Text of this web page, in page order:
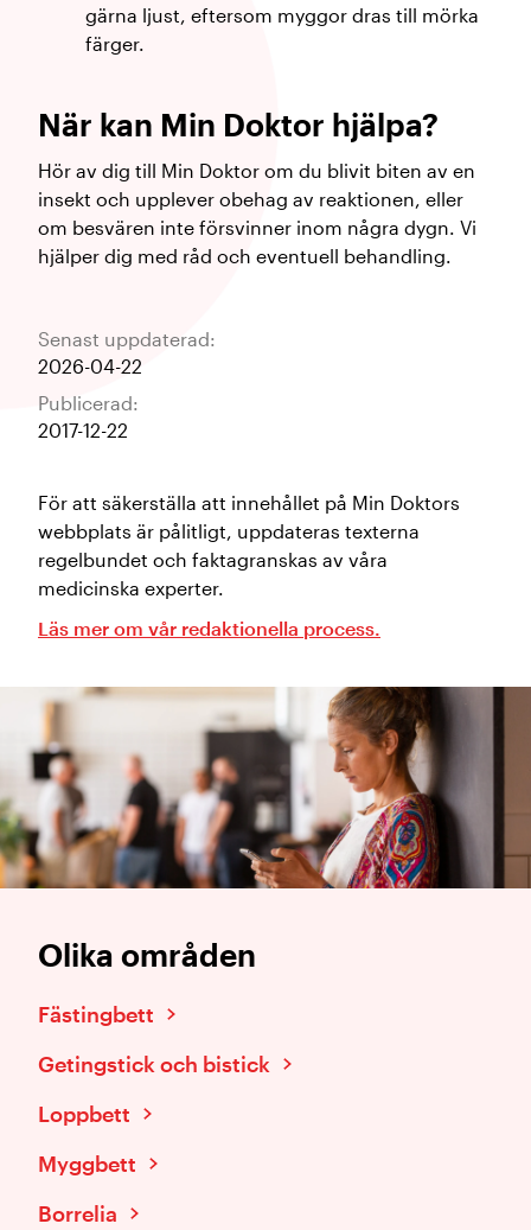
gärna ljust, eftersom myggor dras till mörka
färger.
När kan Min Doktor hjälpa?
Hör av dig till Min Doktor om du blivit biten av en
insekt och upplever obehag av reaktionen, eller
om besvären inte försvinner inom några dygn. Vi
hjälper dig med råd och eventuell behandling.
Senast uppdaterad:
2026-04-22
Publicerad:
2017-12-22
För att säkerställa att innehållet på Min Doktors
webbplats är pålitligt, uppdateras texterna
regelbundet och faktagranskas av våra
medicinska experter.
Läs mer om vår redaktionella process.
Olika områden
Fästingbett
Getingstick och bistick
Loppbett
Myggbett
Borrelia